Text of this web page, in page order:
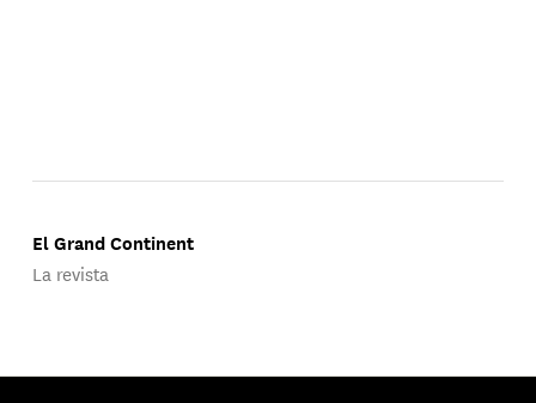
El Grand Continent
La revista